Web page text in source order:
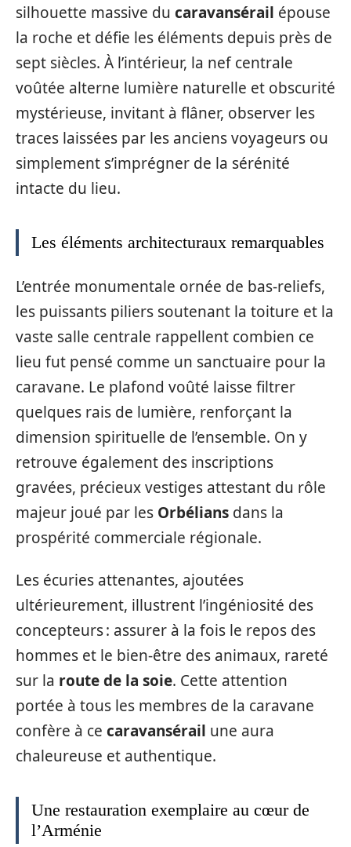
silhouette massive du caravansérail épouse
la roche et défie les éléments depuis près de
sept siècles. À l’intérieur, la nef centrale
voûtée alterne lumière naturelle et obscurité
mystérieuse, invitant à flâner, observer les
traces laissées par les anciens voyageurs ou
simplement s’imprégner de la sérénité
intacte du lieu.
Les éléments architecturaux remarquables
L’entrée monumentale ornée de bas-reliefs,
les puissants piliers soutenant la toiture et la
vaste salle centrale rappellent combien ce
lieu fut pensé comme un sanctuaire pour la
caravane. Le plafond voûté laisse filtrer
quelques rais de lumière, renforçant la
dimension spirituelle de l’ensemble. On y
retrouve également des inscriptions
gravées, précieux vestiges attestant du rôle
majeur joué par les Orbélians dans la
prospérité commerciale régionale.
Les écuries attenantes, ajoutées
ultérieurement, illustrent l’ingéniosité des
concepteurs : assurer à la fois le repos des
hommes et le bien-être des animaux, rareté
sur la route de la soie. Cette attention
portée à tous les membres de la caravane
confère à ce caravansérail une aura
chaleureuse et authentique.
Une restauration exemplaire au cœur de
l’Arménie